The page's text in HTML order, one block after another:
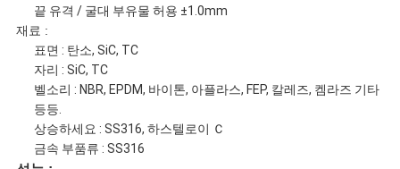
인
용
문
끝 유격 / 굴대 부유물 허용 ±1.0mm
재료 :
표면 : 탄소, SiC, TC
자리 : SiC, TC
벨소리 : NBR, EPDM, 바이톤, 아플라스, FEP, 칼레즈, 켐라즈 기타
등등.
상승하세요 : SS316, 하스텔로이 Ｃ
금속 부품류 : SS316